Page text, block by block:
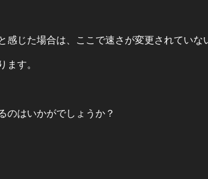
じた場合は、ここで速さが変更されていな
ます。
のはいかがでしょうか？